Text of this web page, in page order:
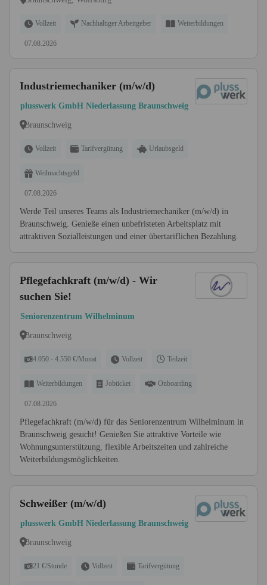
Vollzeit Nachhaltiger Arbeitgeber Weiterbildungen
07.08.2026
Industriemechaniker (m/w/d)
plusswerk GmbH Niederlassung Braunschweig
Braunschweig
Vollzeit Tarifvergütung Urlaubsgeld
Weihnachtsgeld
07.08.2026
Werde Teil unseres Teams als Industriemechaniker (m/w/d) in
Braunschweig. Genieße einen unbefristeten Arbeitsplatz mit
attraktiven Sozialleistungen und einer übertariflichen Bezahlung.
Pflegefachkraft (m/w/d) - Wir
suchen Sie!
Seniorenzentrum Wilhelminum
Braunschweig
4.050 - 4.550 €/Monat Vollzeit Teilzeit
Weiterbildungen Jobticket Onboarding
07.08.2026
Pflegefachkraft (m/w/d) für das Seniorenzentrum Wilhelminum in
Braunschweig gesucht! Genießen Sie attraktive Vorteile wie
Wohnungsunterstützung, flexible Arbeitszeiten und zahlreiche
Weiterbildungsmöglichkeiten.
Schweißer (m/w/d)
plusswerk GmbH Niederlassung Braunschweig
Braunschweig
21 €/Stunde Vollzeit Tarifvergütung